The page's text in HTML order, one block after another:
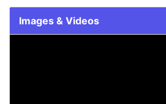
Images & Videos